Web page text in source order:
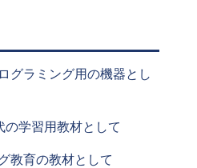
グラミング用の機器とし
の学習用教材として
教育の教材として